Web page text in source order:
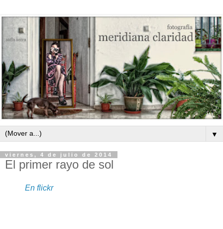
▼
viernes, 4 de julio de 2014
El primer rayo de sol
En flickr